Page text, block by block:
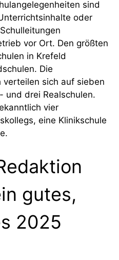
sind
oder
vor Ort. Den größten
in Krefeld
Die
sich auf sieben
und drei Realschulen.
vier
eine Klinikschule
gutes,
2025